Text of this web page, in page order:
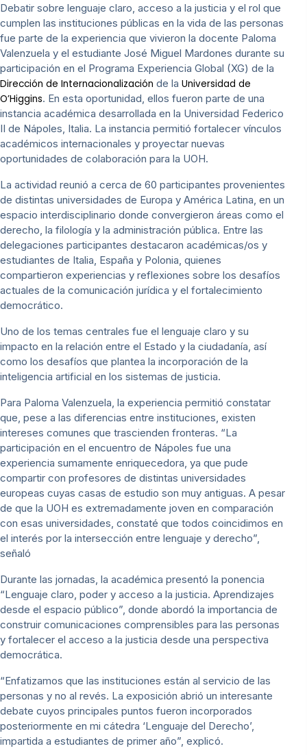
Debatir sobre lenguaje claro, acceso a la justicia y el rol que
cumplen las instituciones públicas en la vida de las personas
fue parte de la experiencia que vivieron la docente Paloma
Valenzuela y el estudiante José Miguel Mardones durante su
participación en el Programa Experiencia Global (XG) de la
Dirección de Internacionalización de la Universidad de
O’Higgins. En esta oportunidad, ellos fueron parte de una
instancia académica desarrollada en la Universidad Federico
II de Nápoles, Italia. La instancia permitió fortalecer vínculos
académicos internacionales y proyectar nuevas
oportunidades de colaboración para la UOH.
La actividad reunió a cerca de 60 participantes provenientes
de distintas universidades de Europa y América Latina, en un
espacio interdisciplinario donde convergieron áreas como el
derecho, la filología y la administración pública. Entre las
delegaciones participantes destacaron académicas/os y
estudiantes de Italia, España y Polonia, quienes
compartieron experiencias y reflexiones sobre los desafíos
actuales de la comunicación jurídica y el fortalecimiento
democrático.
Uno de los temas centrales fue el lenguaje claro y su
impacto en la relación entre el Estado y la ciudadanía, así
como los desafíos que plantea la incorporación de la
inteligencia artificial en los sistemas de justicia.
Para Paloma Valenzuela, la experiencia permitió constatar
que, pese a las diferencias entre instituciones, existen
intereses comunes que trascienden fronteras. “La
participación en el encuentro de Nápoles fue una
experiencia sumamente enriquecedora, ya que pude
compartir con profesores de distintas universidades
europeas cuyas casas de estudio son muy antiguas. A pesar
de que la UOH es extremadamente joven en comparación
con esas universidades, constaté que todos coincidimos en
el interés por la intersección entre lenguaje y derecho”,
señaló
Durante las jornadas, la académica presentó la ponencia
“Lenguaje claro, poder y acceso a la justicia. Aprendizajes
desde el espacio público”, donde abordó la importancia de
construir comunicaciones comprensibles para las personas
y fortalecer el acceso a la justicia desde una perspectiva
democrática.
“Enfatizamos que las instituciones están al servicio de las
personas y no al revés. La exposición abrió un interesante
debate cuyos principales puntos fueron incorporados
posteriormente en mi cátedra ‘Lenguaje del Derecho’,
impartida a estudiantes de primer año”, explicó.